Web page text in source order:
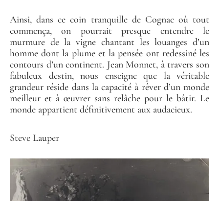
Ainsi, dans ce coin tranquille de Cognac où tout
commença, on pourrait presque entendre le
murmure de la vigne chantant les louanges d’un
homme dont la plume et la pensée ont redessiné les
contours d’un continent. Jean Monnet, à travers son
fabuleux destin, nous enseigne que la véritable
grandeur réside dans la capacité à rêver d’un monde
meilleur et à œuvrer sans relâche pour le bâtir. Le
monde appartient définitivement aux audacieux.
Steve Lauper